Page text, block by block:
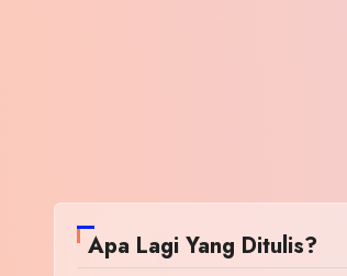
Apa Lagi Yang Ditulis?